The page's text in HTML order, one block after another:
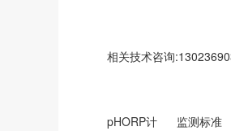
相关技术咨询
pHORP计 监测标准